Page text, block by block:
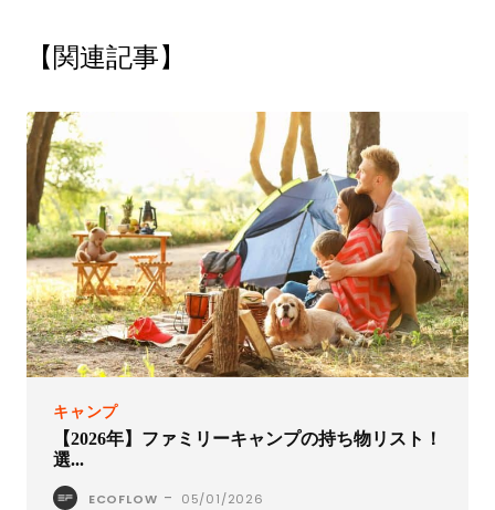
【関連記事】
キャンプ
【2026年】ファミリーキャンプの持ち物リスト！
選...
ECOFLOW - 05/01/2026